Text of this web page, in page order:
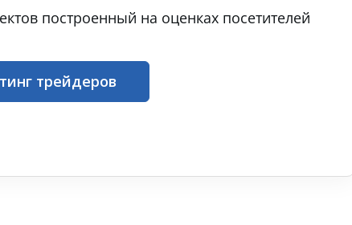
построенный на оценках посетителей
трейдеров